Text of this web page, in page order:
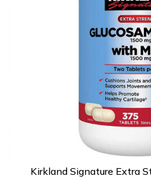
Kirkland Signature Extra